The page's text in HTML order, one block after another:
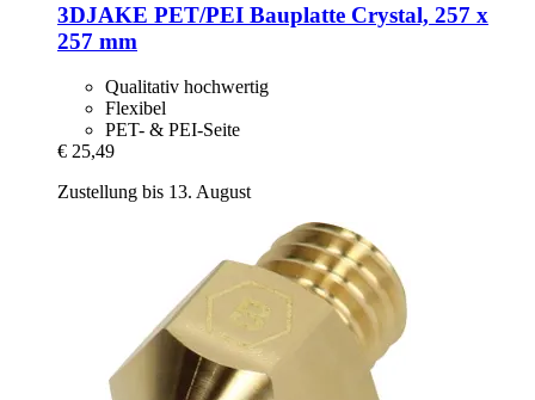
3DJAKE PET/PEI Bauplatte Crystal, 257 x
257 mm
Qualitativ hochwertig
Flexibel
PET- & PEI-Seite
€ 25,49
Zustellung bis 13. August